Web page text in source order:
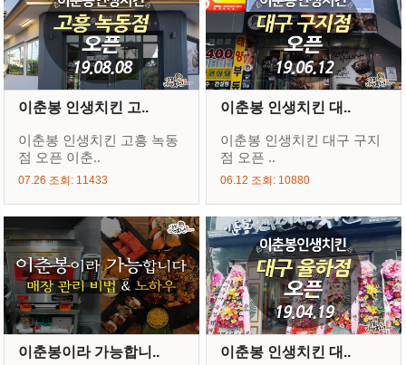
이춘봉 인생치킨 고..
이춘봉 인생치킨 고흥 녹동
점 오픈 이춘..
07.26 조회: 11433
이춘봉 인생치킨 대..
이춘봉 인생치킨 대구 구지
점 오픈 ..
06.12 조회: 10880
이춘봉이라 가능합니.. 이춘봉 인생치킨 대..